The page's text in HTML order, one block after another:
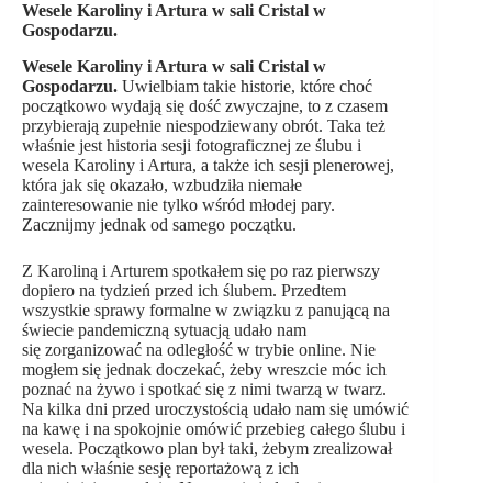
Wesele Karoliny i Artura w sali Cristal w
Gospodarzu.
Wesele Karoliny i Artura w sali Cristal w
Gospodarzu. Uwielbiam takie historie, które choć
początkowo wydają się dość zwyczajne, to z czasem
przybierają zupełnie niespodziewany obrót. Taka też
właśnie jest historia sesji fotograficznej ze ślubu i
wesela Karoliny i Artura, a także ich sesji plenerowej,
która jak się okazało, wzbudziła niemałe
zainteresowanie nie tylko wśród młodej pary.
Zacznijmy jednak od samego początku.
Z Karoliną i Arturem spotkałem się po raz pierwszy
dopiero na tydzień przed ich ślubem. Przedtem
wszystkie sprawy formalne w związku z panującą na
świecie pandemiczną sytuacją udało nam
się zorganizować na odległość w trybie online. Nie
mogłem się jednak doczekać, żeby wreszcie móc ich
poznać na żywo i spotkać się z nimi twarzą w twarz.
Na kilka dni przed uroczystością udało nam się umówić
na kawę i na spokojnie omówić przebieg całego ślubu i
wesela. Początkowo plan był taki, żebym zrealizował
dla nich właśnie sesję reportażową z ich